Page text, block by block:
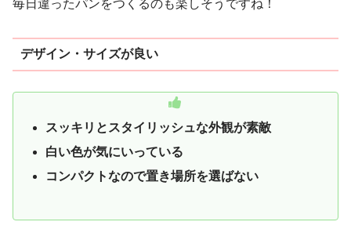
毎日違ったパンをつくるのも楽しそうですね！
デザイン・サイズが良い
スッキリとスタイリッシュな外観が素敵
白い色が気にいっている
コンパクトなので置き場所を選ばない